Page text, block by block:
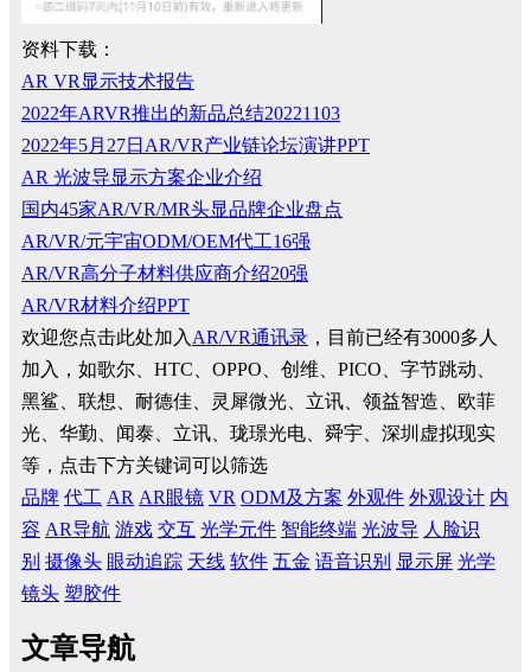
资料下载：
AR VR显示技术报告
2022年ARVR推出的新品总结20221103
2022年5月27日AR/VR产业链论坛演讲PPT
AR 光波导显示方案企业介绍
国内45家AR/VR/MR头显品牌企业盘点
AR/VR/元宇宙ODM/OEM代工16强
AR/VR高分子材料供应商介绍20强
AR/VR材料介绍PPT
欢迎您点击此处加入 AR/VR通讯录 ，目前已经有3000多人
加入，如歌尔、HTC、OPPO、创维、PICO、字节跳动、
黑鲨、联想、耐德佳、灵犀微光、立讯、领益智造、欧菲
光、华勤、闻泰、立讯、珑璟光电、舜宇、深圳虚拟现实
等，点击下方关键词可以筛选
品牌 代工 AR AR眼镜 VR ODM及方案 外观件 外观设计 内
容 AR导航 游戏 交互 光学元件 智能终端 光波导 人脸识
别 摄像头 眼动追踪 天线 软件 五金 语音识别 显示屏 光学
镜头 塑胶件
文章导航